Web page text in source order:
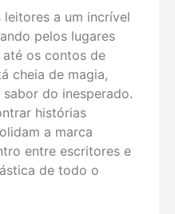
leitores a um incrível
pelos lugares
os contos de
cheia de magia,
do inesperado.
histórias
a marca
entre escritores e
de todo o